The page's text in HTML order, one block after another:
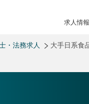
求人情報
・法務求人 大手日系食